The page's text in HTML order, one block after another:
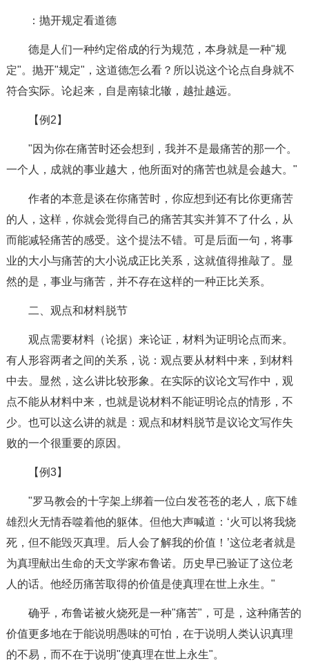
：抛开规定看道德
德是人们一种约定俗成的行为规范，本身就是一种"规
定"。抛开"规定"，这道德怎么看？所以说这个论点自身就不
符合实际。论起来，自是南辕北辙，越扯越远。
【例2】
"因为你在痛苦时还会想到，我并不是最痛苦的那一个。
一个人，成就的事业越大，他所面对的痛苦也就是会越大。"
作者的本意是谈在你痛苦时，你应想到还有比你更痛苦
的人，这样，你就会觉得自己的痛苦其实并算不了什么，从
而能减轻痛苦的感受。这个提法不错。可是后面一句，将事
业的大小与痛苦的大小说成正比关系，这就值得推敲了。显
然的是，事业与痛苦，并不存在这样的一种正比关系。
二、观点和材料脱节
观点需要材料（论据）来论证，材料为证明论点而来。
有人形容两者之间的关系，说：观点要从材料中来，到材料
中去。显然，这么讲比较形象。在实际的议论文写作中，观
点不能从材料中来，也就是说材料不能证明论点的情形，不
少。也可以这么讲的就是：观点和材料脱节是议论文写作失
败的一个很重要的原因。
【例3】
"罗马教会的十字架上绑着一位白发苍苍的老人，底下雄
雄烈火无情吞噬着他的躯体。但他大声喊道：‘火可以将我烧
死，但不能毁灭真理。后人会了解我的价值！’这位老者就是
为真理献出生命的天文学家布鲁诺。历史早已验证了这位老
人的话。他经历痛苦取得的价值是使真理在世上永生。"
确乎，布鲁诺被火烧死是一种"痛苦"，可是，这种痛苦的
价值更多地在于能说明愚味的可怕，在于说明人类认识真理
的不易，而不在于说明"使真理在世上永生"。